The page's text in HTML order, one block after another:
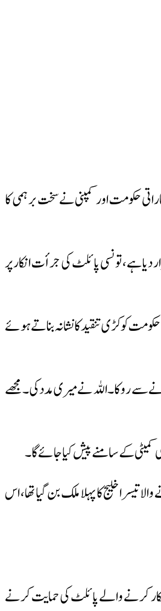
حکومت اور کمپنی نے سخت برہمی کا
ہے، تونسی پائلٹ کی جرأت انکار پر
کو کڑی تنقید کا نشانہ بناتے ہوئے
سے روکا۔ اللہ نے میری مدد کی۔ مجھے
کمیٹی کے سامنے پیش کیا جائے گا۔
خلیج کا پہلا ملک بن گیا تھا، اس
کرنے والے پائلٹ کی حمایت کرنے